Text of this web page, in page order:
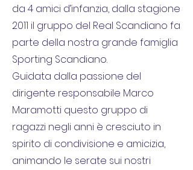
da 4 amici d’infanzia, dalla stagione
2011 il gruppo del Real Scandiano fa
parte della nostra grande famiglia
Sporting Scandiano.
Guidata dalla passione del
dirigente responsabile Marco
Maramotti questo gruppo di
ragazzi negli anni è cresciuto in
spirito di condivisione e amicizia,
animando le serate sui nostri